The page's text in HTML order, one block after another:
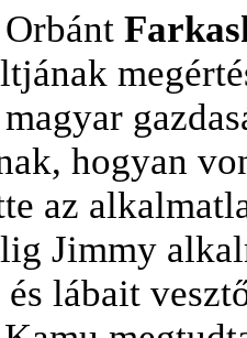
hogyan
az
Jimmy
és lábait